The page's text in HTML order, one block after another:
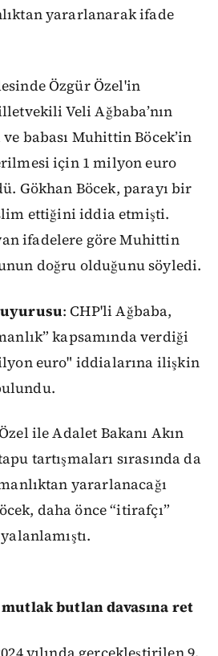
yararlanarak ifade
Özgür Özel'in
Veli Ağbaba’nın
babası Muhittin Böcek’in
için 1 milyon euro
Gökhan Böcek, parayı bir
ettiğini iddia etmişti.
ifadelere göre Muhittin
doğru olduğunu söyledi.
: CHP'li Ağbaba,
kapsamında verdiği
euro" iddialarına ilişkin
ile Adalet Bakanı Akın
tartışmaları sırasında da
yararlanacağı
daha önce “itirafçı”
mutlak butlan davasına ret